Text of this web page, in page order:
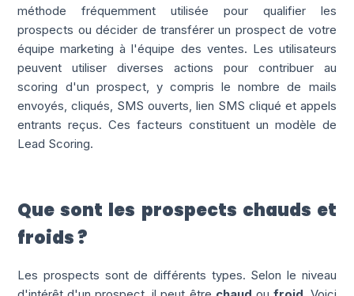
méthode fréquemment utilisée pour qualifier les
prospects ou décider de transférer un prospect de votre
équipe marketing à l'équipe des ventes. Les utilisateurs
peuvent utiliser diverses actions pour contribuer au
scoring d'un prospect, y compris le nombre de mails
envoyés, cliqués, SMS ouverts, lien SMS cliqué et appels
entrants reçus. Ces facteurs constituent un modèle de
Lead Scoring.
Que sont les prospects chauds et
froids ?
Les prospects sont de différents types. Selon le niveau